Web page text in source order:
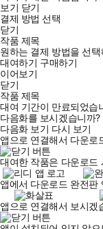
보기 닫기
결제 방법 선택
닫기
작품 제목
원하는 결제 방법을 선
대여하기 구매하기
이어보기
닫기
작품 제목
대여 기간이 만료되었습
다음화를 보시겠습니까?
다음화 보기 다시 보기
앱으로 연결해서 다운로
대여한 작품은 다운로드
앱에서 다운로드 완전판
앱으로 연결해서 보시겠